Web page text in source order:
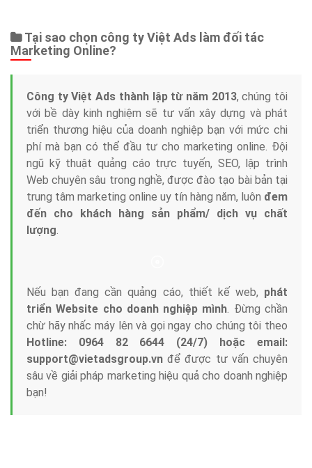
Tại sao chọn công ty Việt Ads làm đối tác
Marketing Online?
Công ty Việt Ads thành lập từ năm 2013, chúng tôi
với bề dày kinh nghiệm sẽ tư vấn xây dựng và phát
triển thương hiệu của doanh nghiệp bạn với mức chi
phí mà bạn có thể đầu tư cho marketing online. Đội
ngũ kỹ thuật quảng cáo trực tuyến, SEO, lập trình
Web chuyên sâu trong nghề, được đào tạo bài bản tại
trung tâm marketing online uy tín hàng năm, luôn đem
đến cho khách hàng sản phẩm/ dịch vụ chất
lượng.
Nếu bạn đang cần quảng cáo, thiết kế web, phát
triển Website cho doanh nghiệp mình. Đừng chần
chừ hãy nhấc máy lên và gọi ngay cho chúng tôi theo
Hotline: 0964 82 6644 (24/7) hoặc email:
support@vietadsgroup.vn để được tư vấn chuyên
sâu về giải pháp marketing hiệu quả cho doanh nghiệp
bạn!